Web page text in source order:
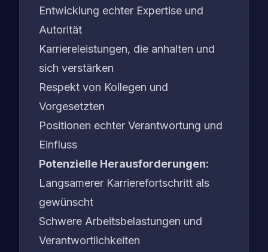
Entwicklung echter Expertise und
Autorität
Karriereleistungen, die anhalten und
sich verstärken
Respekt von Kollegen und
Vorgesetzten
Positionen echter Verantwortung und
Einfluss
Potenzielle Herausforderungen:
Langsamerer Karrierefortschritt als
gewünscht
Schwere Arbeitsbelastungen und
Verantwortlichkeiten